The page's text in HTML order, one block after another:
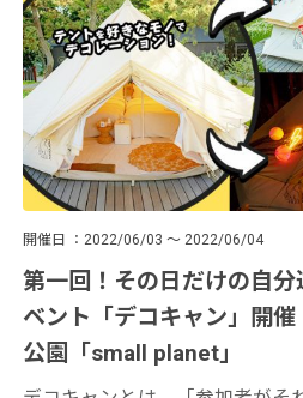
開催日 2022/06/03 ～ 2022/06/04
第一回！その日だけの自
ベント「デコキャン」開
公園「small planet」